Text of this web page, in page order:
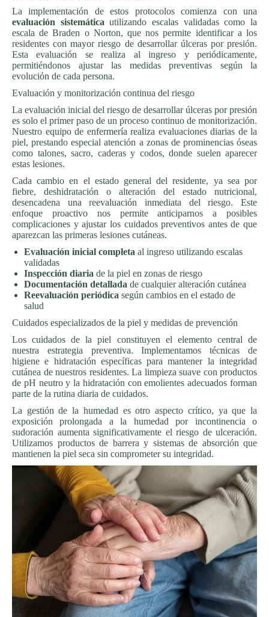
La implementación de estos protocolos comienza con una
evaluación sistemática utilizando escalas validadas como la
escala de Braden o Norton, que nos permite identificar a los
residentes con mayor riesgo de desarrollar úlceras por presión.
Esta evaluación se realiza al ingreso y periódicamente,
permitiéndonos ajustar las medidas preventivas según la
evolución de cada persona.
Evaluación y monitorización continua del riesgo
La evaluación inicial del riesgo de desarrollar úlceras por presión
es solo el primer paso de un proceso continuo de monitorización.
Nuestro equipo de enfermería realiza evaluaciones diarias de la
piel, prestando especial atención a zonas de prominencias óseas
como talones, sacro, caderas y codos, donde suelen aparecer
estas lesiones.
Cada cambio en el estado general del residente, ya sea por
fiebre, deshidratación o alteración del estado nutricional,
desencadena una reevaluación inmediata del riesgo. Este
enfoque proactivo nos permite anticiparnos a posibles
complicaciones y ajustar los cuidados preventivos antes de que
aparezcan las primeras lesiones cutáneas.
Evaluación inicial completa al ingreso utilizando escalas
validadas
Inspección diaria de la piel en zonas de riesgo
Documentación detallada de cualquier alteración cutánea
Reevaluación periódica según cambios en el estado de
salud
Cuidados especializados de la piel y medidas de prevención
Los cuidados de la piel constituyen el elemento central de
nuestra estrategia preventiva. Implementamos técnicas de
higiene e hidratación específicas para mantener la integridad
cutánea de nuestros residentes. La limpieza suave con productos
de pH neutro y la hidratación con emolientes adecuados forman
parte de la rutina diaria de cuidados.
La gestión de la humedad es otro aspecto crítico, ya que la
exposición prolongada a la humedad por incontinencia o
sudoración aumenta significativamente el riesgo de ulceración.
Utilizamos productos de barrera y sistemas de absorción que
mantienen la piel seca sin comprometer su integridad.